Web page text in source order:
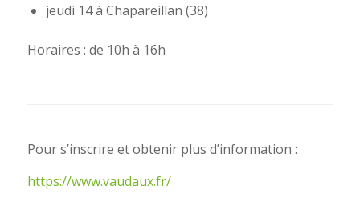
jeudi 14 à Chapareillan (38)
Horaires : de 10h à 16h
Pour s’inscrire et obtenir plus d’information :
https://www.vaudaux.fr/